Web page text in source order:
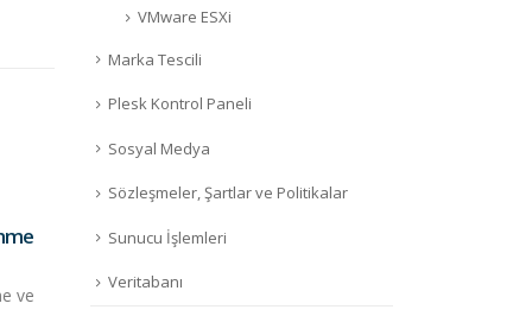
ve
Haz
Domain Nedir?
VMware ESXi
Marka Tescili
Plesk Kontrol Paneli
Sosyal Medya
Sözleşmeler, Şartlar ve Politikalar
Sunucu İşlemleri
Veritabanı